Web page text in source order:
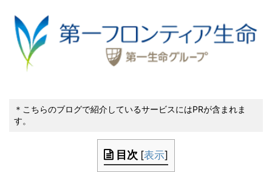
＊こちらのブログで紹介しているサービスにはPRが含まれま
す。
目次 [表示]